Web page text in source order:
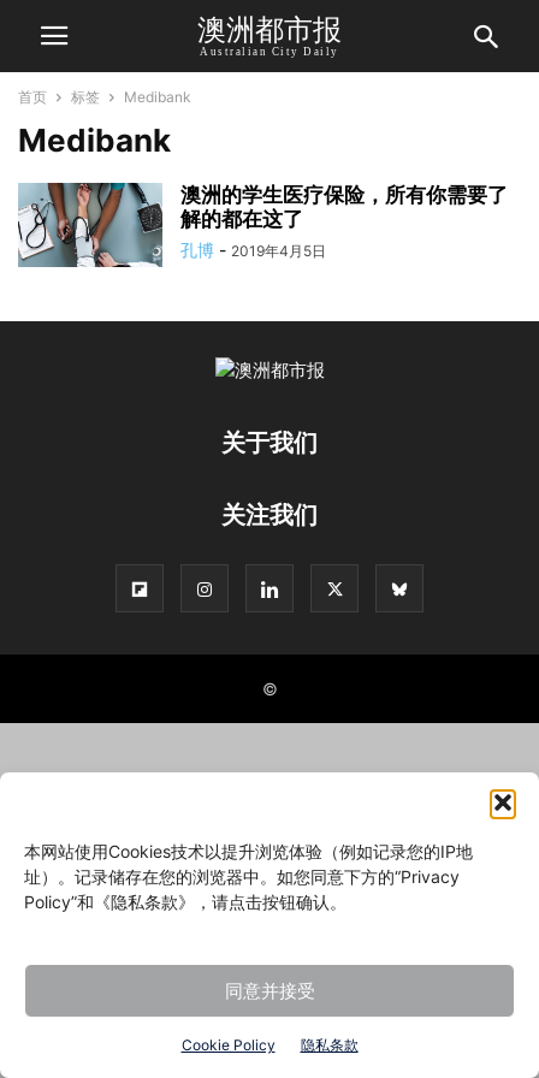
本网站使用Cookies技术以提升浏览体验（例如记录您的IP地
址）。记录储存在您的浏览器中。如您同意下方的“Privacy
Policy”和《隐私条款》，请点击按钮确认。
同意并接受
Cookie Policy 隐私条款
澳洲都市报
Australian City Daily
首页 标签 Medibank
Medibank
澳洲的学生医疗保险，所有你需要了
解的都在这了
孔博 - 2019年4月5日
关于我们
关注我们
©